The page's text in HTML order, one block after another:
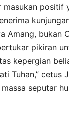
positif
Amang, bukan
pikiran
kepergian
Tuhan,”
seputar